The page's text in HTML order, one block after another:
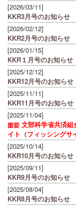
[2026/03/11]
KKR3月号のお知らせ
[2026/02/12]
KKR2月号のお知らせ
[2026/01/15]
KKR１月号のお知らせ
[2025/12/12]
KKR12月号のお知らせ
[2025/11/11]
KKR11月号のお知らせ
[2025/11/04]
文部科学省共済
イト（フィッシングサ
[2025/10/14]
KKR10月号のお知らせ
[2025/09/11]
KKR9月号のお知らせ
[2025/08/04]
KKR8月号のお知らせ